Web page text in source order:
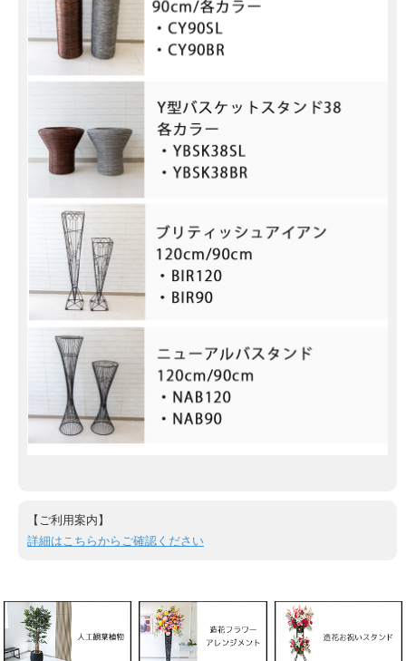
【ご利用案内】
詳細はこちらからご確認ください